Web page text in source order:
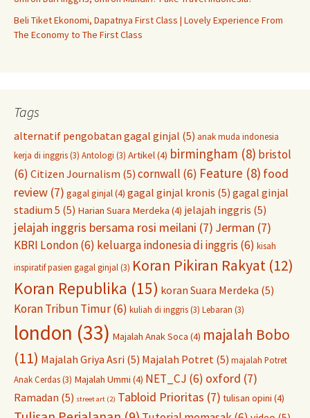
Beli Tiket Ekonomi, Dapatnya First Class | Lovely Experience From
The Economy to The First Class
Tags
alternatif pengobatan gagal ginjal (5) anak muda indonesia
kerja di inggris(3) Antologi (3) Artikel(4) birmingham (8) bristol
(6) Citizen Journalism (5) cornwall (6) Feature (8) food
review (7) gagal ginjal(4) gagal ginjal kronis (5) gagal ginjal
stadium 5 (5) Harian Suara Merdeka (4) jelajah inggris (5)
jelajah inggris bersama rosi meilani (7) Jerman (7)
KBRI London(6) keluarga indonesia di inggris(6) kisah
inspiratif pasien gagal ginjal (3) Koran Pikiran Rakyat (12)
Koran Republika (15) koran Suara Merdeka (5)
Koran Tribun Timur(6) kuliah di inggris(3) Lebaran (3)
london (33) Majalah Anak Soca (4) majalah Bobo
(11) Majalah Griya Asri (5) Majalah Potret (5) majalah Potret
Anak Cerdas(3) Majalah Ummi (4) NET_CJ (6) oxford (7)
Ramadan (5) street art (2) Tabloid Prioritas (7) tulisan opini (4)